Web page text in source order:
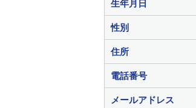
生年月日
性別
住所
電話番号
メールアドレス